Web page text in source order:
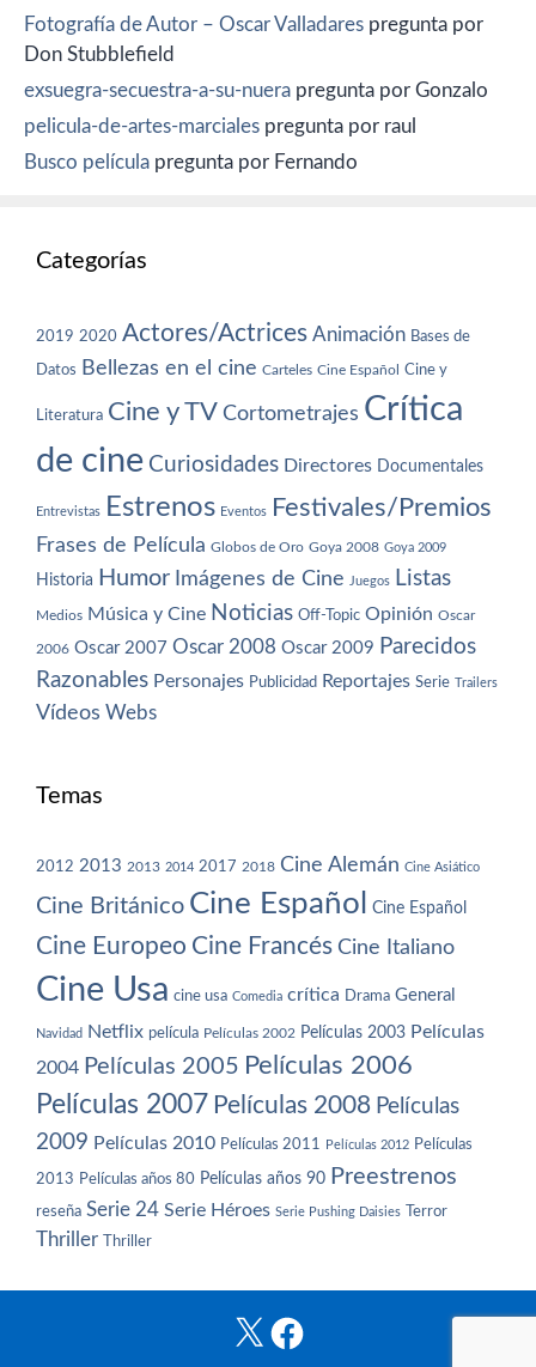
Fotografía de Autor – Oscar Valladares pregunta por
Don Stubblefield
exsuegra-secuestra-a-su-nuera pregunta por Gonzalo
pelicula-de-artes-marciales pregunta por raul
Busco película pregunta por Fernando
Categorías
2019 2020 Actores/Actrices Animación Bases de
Datos Bellezas en el cine Carteles Cine Español Cine y
Literatura Cine y TV Cortometrajes Crítica
de cine Curiosidades Directores Documentales
Entrevistas Estrenos Eventos Festivales/Premios
Frases de Película Globos de Oro Goya 2008 Goya 2009
Historia Humor Imágenes de Cine Juegos Listas
Medios Música y Cine Noticias Off-Topic Opinión Oscar
2006 Oscar 2007 Oscar 2008 Oscar 2009 Parecidos
Razonables Personajes Publicidad Reportajes Serie Trailers
Vídeos Webs
Temas
2012 2013 2013 2014 2017 2018 Cine Alemán Cine Asiático
Cine Británico Cine Español Cine Español
Cine Europeo Cine Francés Cine Italiano
Cine Usa cine usa Comedia crítica Drama General
Navidad Netflix película Películas 2002 Películas 2003 Películas
2004 Películas 2005 Películas 2006
Películas 2007 Películas 2008 Películas
2009 Películas 2010 Películas 2011 Películas 2012 Películas
2013 Películas años 80 Películas años 90 Preestrenos
reseña Serie 24 Serie Héroes Serie Pushing Daisies Terror
Thriller Thriller
X Facebook